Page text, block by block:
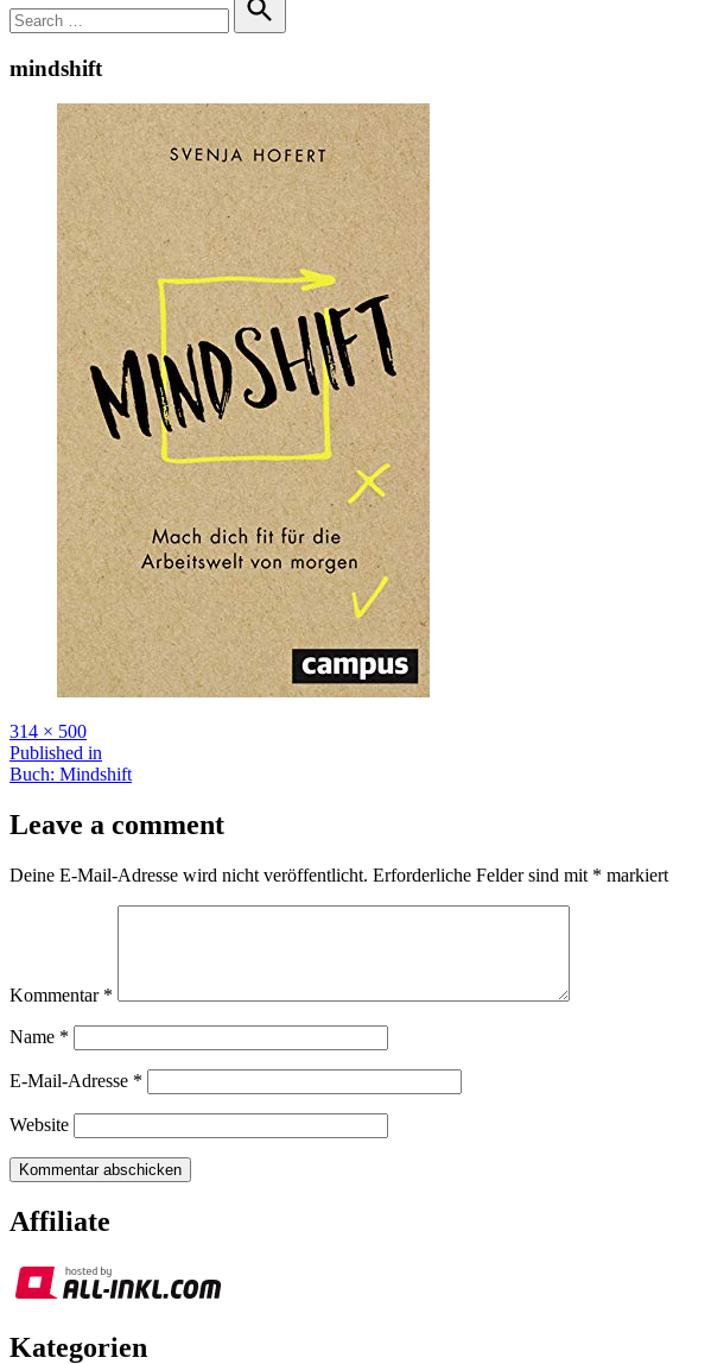
for:
Search
mindshift
Full
size
314 × 500
Beitragsnavigation
Published in
Buch: Mindshift
Leave a comment
Deine E-Mail-Adresse wird nicht veröffentlicht. Erforderliche Felder sind mit * markiert
Kommentar *
Name *
E-Mail-Adresse *
Website
Affiliate
Kategorien